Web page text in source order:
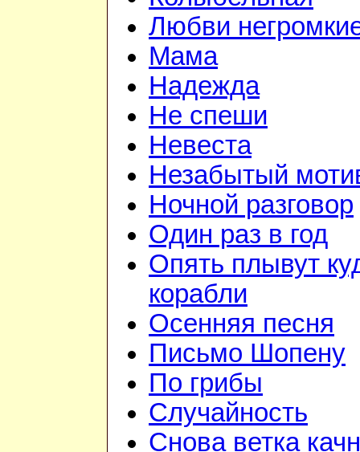
Любви
Мама
Надежда
Не спеши
Невеста
Незабытый
Ночной разговор
Один раз в год
Опять плывут
корабли
Осенняя песня
Письмо Шопену
По грибы
Случайность
Снова ветка